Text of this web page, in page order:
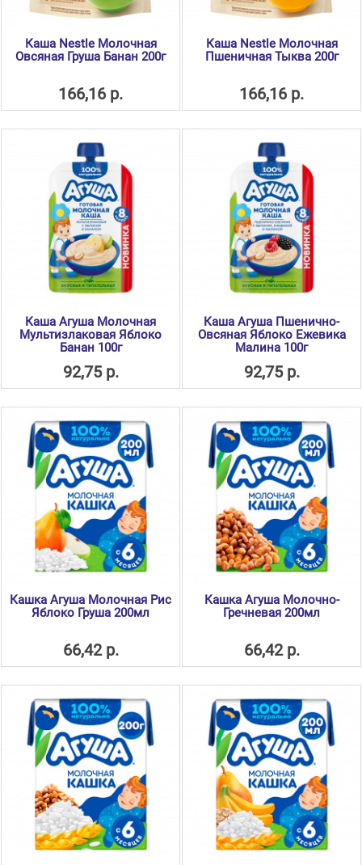
Каша Nestle Молочная
Овсяная Груша Банан 200г
166,16 р.
Каша Nestle Молочная
Пшеничная Тыква 200г
166,16 р.
Каша Агуша Молочная
Мультизлаковая Яблоко
Банан 100г
92,75 р.
Каша Агуша Пшенично-
Овсяная Яблоко Ежевика
Малина 100г
92,75 р.
Кашка Агуша Молочная Рис
Яблоко Груша 200мл
66,42 р.
Кашка Агуша Молочно-
Гречневая 200мл
66,42 р.